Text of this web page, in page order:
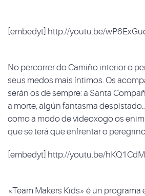
[embedyt] http://youtu.be/
No percorrer do Camiño interior o
seus medos mais íntimos. Os
serán os de sempre: a Santa
a morte, algún fantasma
como a modo de videoxogo os
que se terá que enfrentar o
[embedyt] http://youtu.be/
«Team Makers Kids» é un